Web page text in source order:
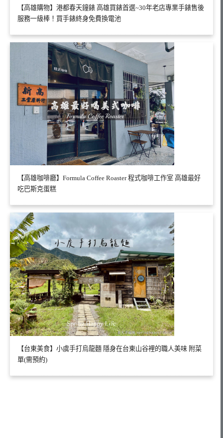
【高雄購物】港都春天鐘錶 高雄買錶首選~30年老店專業手錶售後
服務一級棒！買手錶終身免費換電池
【高雄咖啡廳】Formula Coffee Roaster 程式咖啡工作室 高雄最好
吃巴斯克蛋糕
【台東美食】小虞手打烏龍麵 隱身在台東山谷裡的職人美味 附菜
單(需預約)